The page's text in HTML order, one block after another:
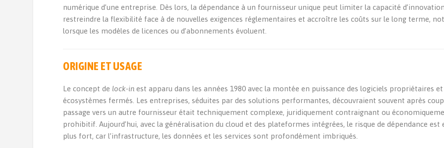
numérique d’une entreprise. Dès lors, la dépendance à un fournisseur unique peut limiter la capacité
restreindre la flexibilité face à de nouvelles exigences réglementaires et accroître les coûts sur le long terme,
lorsque les modèles de licences ou d’abonnements évoluent.
ORIGINE ET USAGE
Le concept de lock-in est apparu dans les années 1980 avec la montée en puissance des logiciels propriétaires et
écosystèmes fermés. Les entreprises, séduites par des solutions performantes, découvraient souvent après
passage vers un autre fournisseur était techniquement complexe, juridiquement contraignant ou
prohibitif. Aujourd’hui, avec la généralisation du cloud et des plateformes intégrées, le risque de dépendance est
plus fort, car l’infrastructure, les données et les services sont profondément imbriqués.